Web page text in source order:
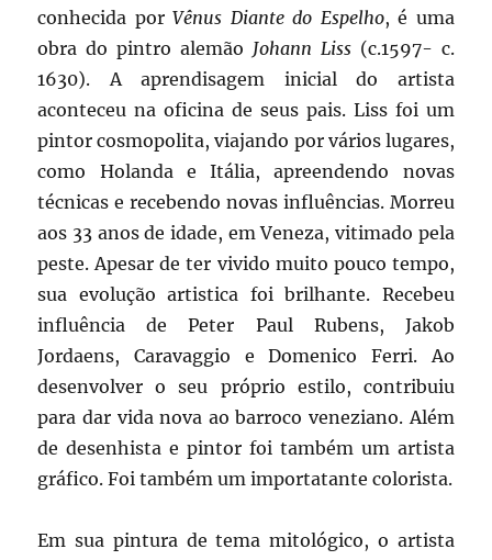
conhecida porVênus Diante do Espelho, é uma
obra do pintro alemão Johann Liss(c.1597- c.
1630). A aprendisagem inicial do artista
aconteceu na oficina de seus pais. Liss foi um
pintor cosmopolita, viajando por vários lugares,
como Holanda e Itália, apreendendo novas
técnicas e recebendo novas influências. Morreu
aos 33 anos de idade, em Veneza, vitimado pela
peste. Apesar de ter vivido muito pouco tempo,
sua evolução artistica foi brilhante. Recebeu
influência de Peter Paul Rubens, Jakob
Jordaens, Caravaggio e Domenico Ferri. Ao
desenvolver o seu próprio estilo, contribuiu
para dar vida nova ao barroco veneziano. Além
de desenhista e pintor foi também um artista
gráfico. Foi também um importatante colorista.
Em sua pintura de tema mitológico, o artista